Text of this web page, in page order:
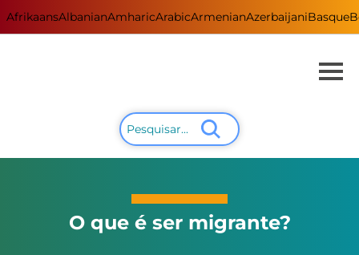
AfrikaansAlbanianAmharicArabicArmenianAzerbaijaniBasque
O que é ser migrante?